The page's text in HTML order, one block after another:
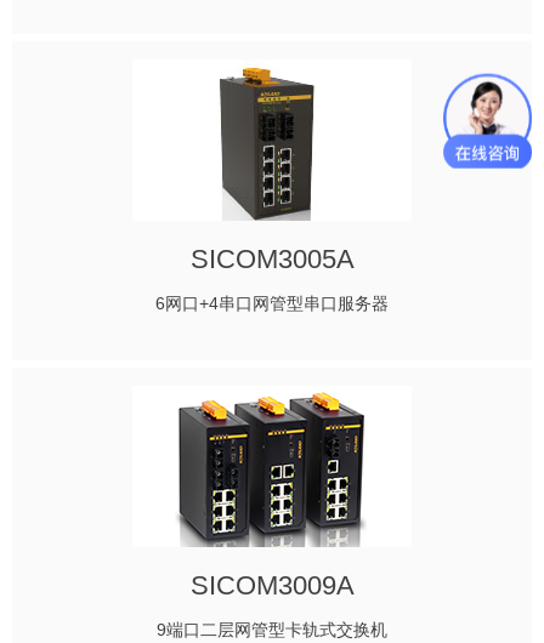
SICOM3005A
6网口+4串口网管型串口服务器
SICOM3009A
9端口二层网管型卡轨式交换机